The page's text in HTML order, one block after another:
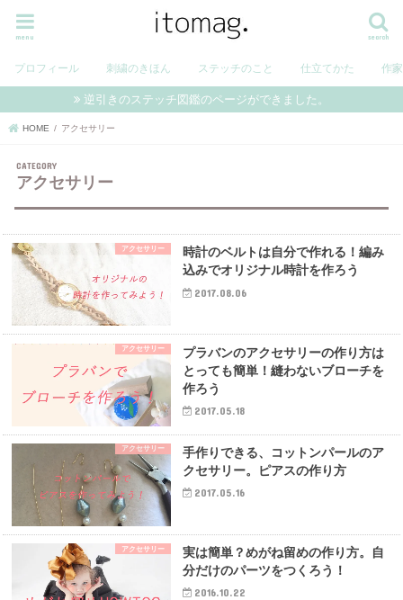
search
menu
プロフィール 刺繍のきほん ステッチのこと 仕立てかた 作
逆引きのステッチ図鑑のページができました。
HOME アクセサリー
アクセサリー
アクセサリー
時計のベルトは自分で作れる！編み
込みでオリジナル時計を作ろう
2017.08.06
アクセサリー
プラバンのアクセサリーの作り方は
とっても簡単！縫わないブローチを
作ろう
2017.05.18
アクセサリー
手作りできる、コットンパールのア
クセサリー。ピアスの作り方
2017.05.16
アクセサリー
実は簡単？めがね留めの作り方。自
分だけのパーツをつくろう！
2016.10.22